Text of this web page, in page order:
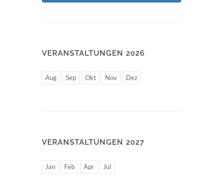
VERANSTALTUNGEN 2026
Aug Sep Okt Nov Dez
VERANSTALTUNGEN 2027
Jan Feb Apr Jul